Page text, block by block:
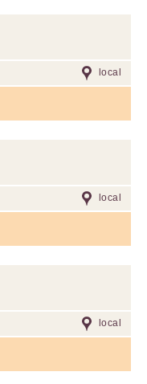
local
local
local